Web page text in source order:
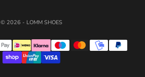
© 2026 - LOMM SHOES